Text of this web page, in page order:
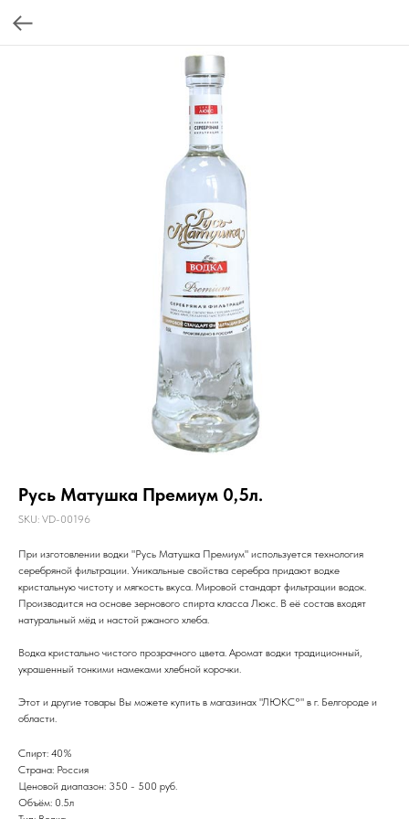
Русь Матушка Премиум 0,5л.
SKU: VD-00196
При изготовлении водки "Русь Матушка Премиум" используется технология
серебряной фильтрации. Уникальные свойства серебра придают водке
кристальную чистоту и мягкость вкуса. Мировой стандарт фильтрации водок.
Производится на основе зернового спирта класса Люкс. В её состав входят
натуральный мёд и настой ржаного хлеба.
Водка кристально чистого прозрачного цвета. Аромат водки традиционный,
украшенный тонкими намеками хлебной корочки.
Этот и другие товары Вы можете купить в магазинах "ЛЮКС°" в г. Белгороде и
области.
Спирт: 40%
Страна: Россия
Ценовой диапазон: 350 - 500 руб.
Объём: 0.5л